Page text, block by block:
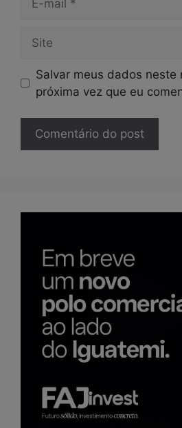
mail
Salvar meus dados neste
próxima vez que eu